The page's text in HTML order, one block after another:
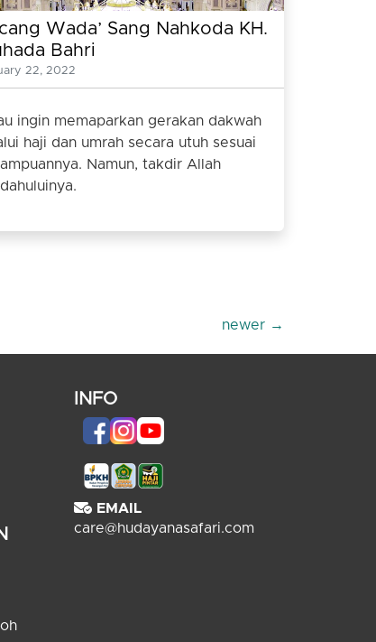
Wada’ Sang Nahkoda KH.
Bahri
22, 2022
ingin memaparkan gerakan dakwah
haji dan umrah secara utuh sesuai
Namun, takdir Allah
newer →
INFO
EMAIL
care@hudayanasafari.com